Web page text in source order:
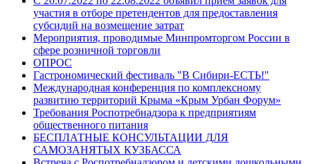
участия в отборе претендентов для предоставления
субсидий на возмещение затрат
Мероприятия, проводимые Минпромторгом России в
сфере розничной торговли
ОПРОС
Гастрономический фестиваль "В Сибири-ЕСТЬ!"
Международная конференция по комплексному
развитию территорий Крыма «Крым Урбан Форум»
Требования Роспотребнадзора к предприятиям
общественного питания
БЕСПЛАТНЫЕ КОНСУЛЬТАЦИИ ДЛЯ
САМОЗАНЯТЫХ КУЗБАССА